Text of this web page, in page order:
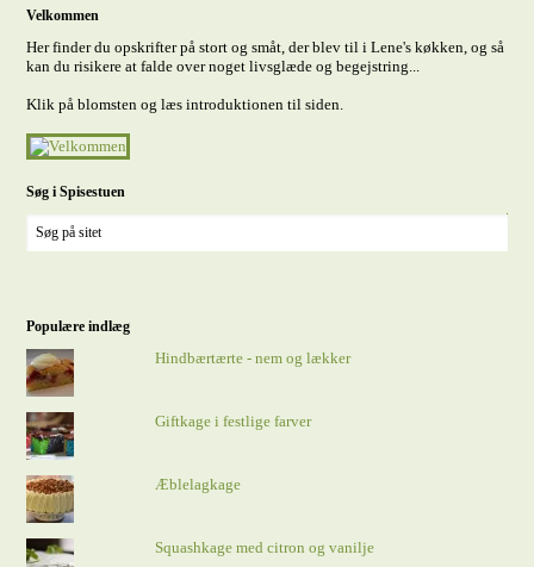
Velkommen
Her finder du opskrifter på stort og småt, der blev til i Lene's køkken, og så
kan du risikere at falde over noget livsglæde og begejstring...
Klik på blomsten og læs introduktionen til siden.
Søg i Spisestuen
Populære indlæg
Hindbærtærte - nem og lækker
Giftkage i festlige farver
Æblelagkage
Squashkage med citron og vanilje